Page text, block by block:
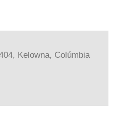
Kelowna, Colúmbia